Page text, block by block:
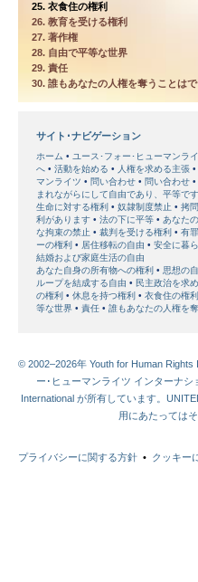
25. 衣食住の権利
26. 教育を受ける権利
27. 著作権
28. 自由で平等な世界
29. 責任
30. 誰もあなたの人権を奪うことは
サイト･ナビゲーション
ホーム ユース･フォー･ヒューマンラ
へ
活動を始める 人権を求める主張
マンライツ
問い合わせ 問い合わせ
まれながらにして自由であり、平等です
生命に対する権利
奴隷制度禁止 拷
利があります
法の下に平等 あなた
な拘束の禁止
裁判を受ける権利 有
ーの権利
居住移転の自由 安全に暮
結婚および家庭生活の自由
あなた自身の所有物への権利
思想の
ループを結成する自由
民主政治を求
の権利
休息を持つ権利 衣食住の権利
等な世界
責任 誰もあなたの人権を
© 2002–2026年 Youth for Human
ー･ヒューマンライツ インターナシ
International が所有しています。
用にあたっては
プライバシーに関する方針 • クッキー